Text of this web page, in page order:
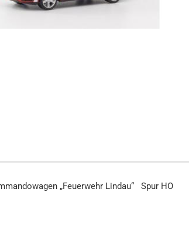
„Feuerwehr Lindau“ Spur HO